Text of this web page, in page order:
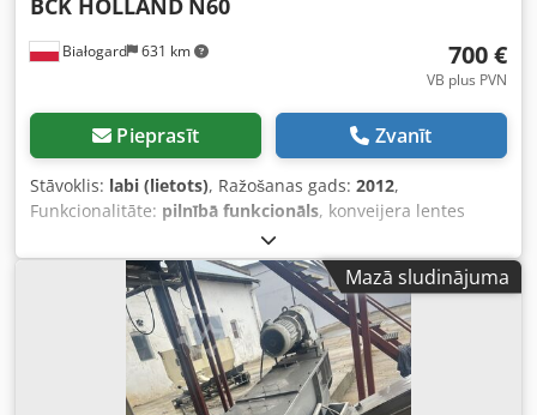
Białogard 631 km 700 €
VB plus PVN
Pieprasīt Zvanīt
Stāvoklis: labi (lietots), Ražošanas gads: 2012,
Funkcionalitāte: pilnībā funkcionāls, konveijera lentes
, konveijera lentes platums:
Garums 220 cm Platums 40 cm Credpfx Acsxtvcrobjf
Mazā sludinājuma